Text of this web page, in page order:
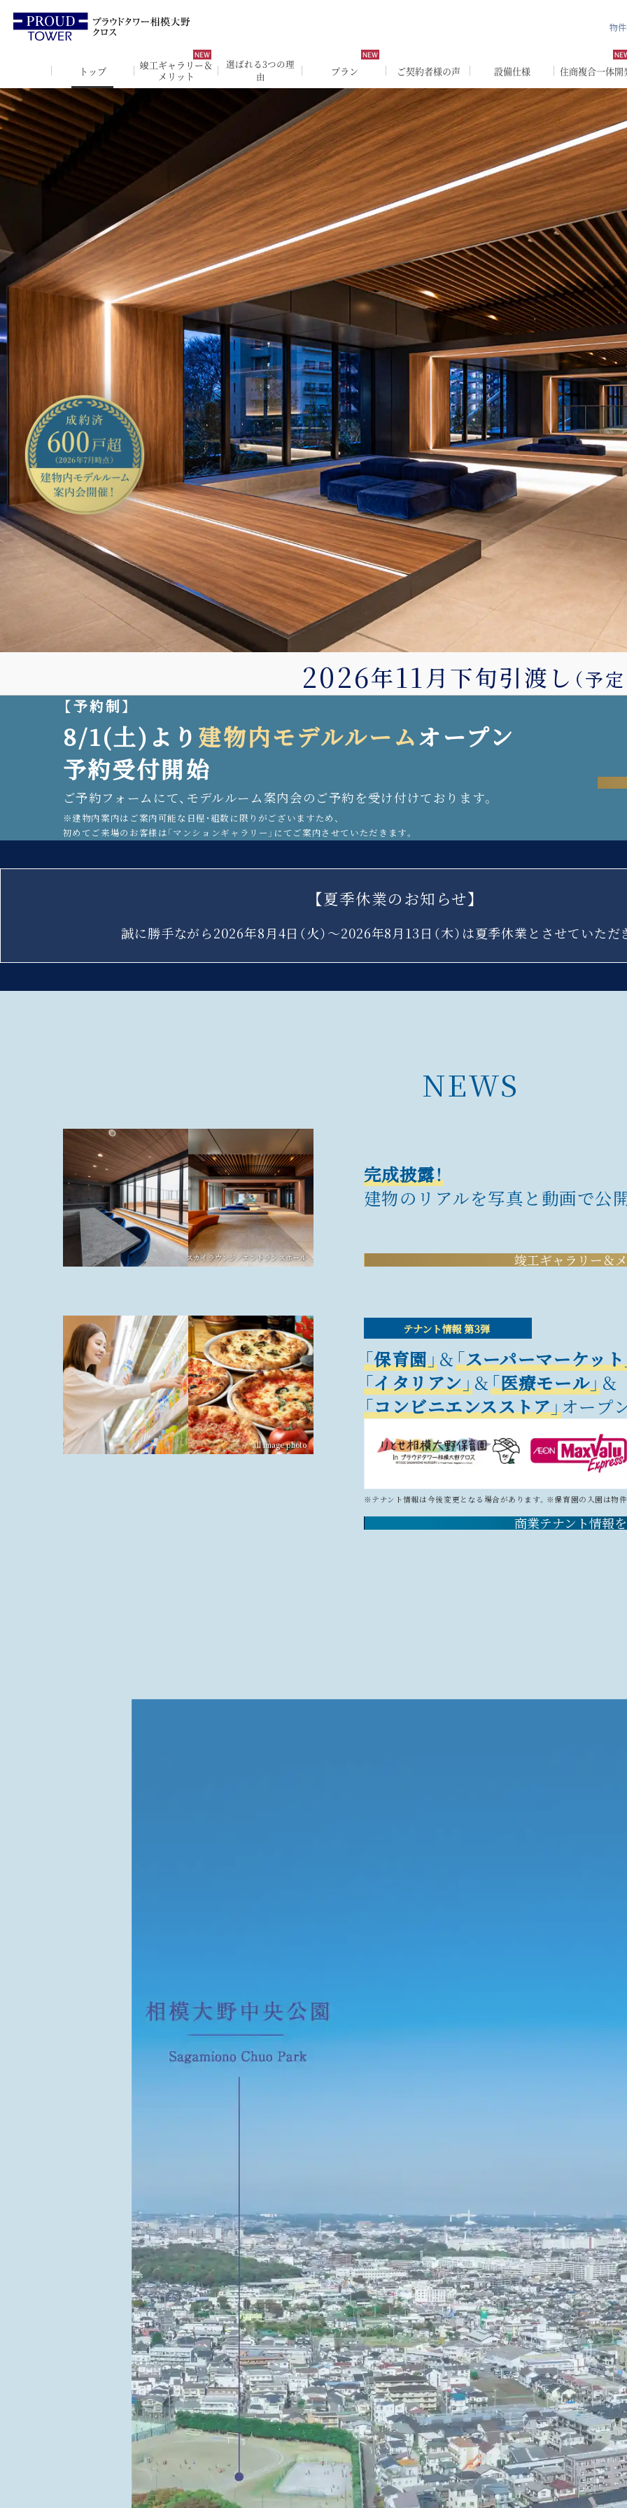
物
トップ
竣工ギャラリー＆
メリット
選ばれる3つの理
由
プラン ご契約者様の声 設備仕様 住商複合一体開
2026年11月下旬引渡し （予
【予約制】
8/1(土)より 建物内モデルルームオープン
予約受付開始
ご予約フォームにて、 モデルルーム案内会のご予約を受け付けております。
※建物内案内はご案内可能な日程・組数に限りがございますため、
初めてご来場のお客様は「マンションギャラリー」にて ご案内させていただきます。
【夏季休業のお知らせ】
誠に勝手ながら2026年8月4日（火）～2026年8月13日（木）は夏季休業とさせていただ
NEWS
スカイラウンジ／エントランスホール
完成披露！
建物のリアルを写真と動画で公
竣工ギャラリー＆
all image photo
テナント情報 第3弾
「保育園」＆「スーパーマーケット
「イタリアン」＆「医療モール」＆
「コンビニエンスストア」オープ
※テナント情報は今後変更となる場合があります。 ※保育園の入園は物
商業テナント情報